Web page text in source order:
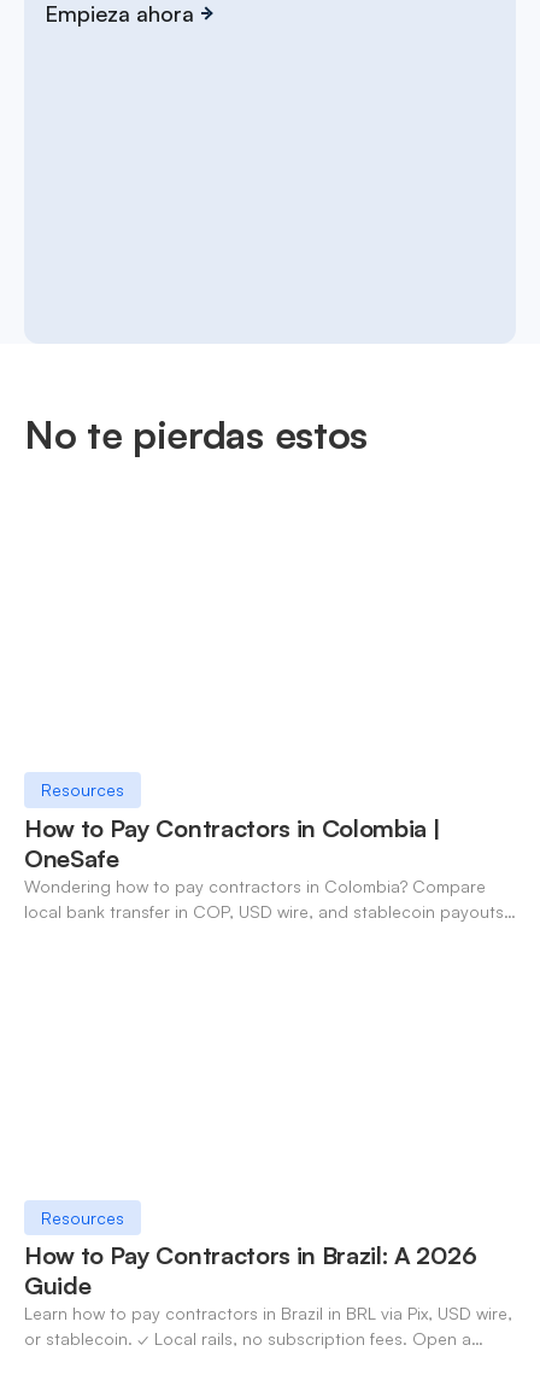
Empieza ahora
No te pierdas estos
Resources
How to Pay Contractors in Colombia |
OneSafe
Wondering how to pay contractors in Colombia? Compare
local bank transfer in COP, USD wire, and stablecoin payouts.
Resources
How to Pay Contractors in Brazil: A 2026
Guide
Learn how to pay contractors in Brazil in BRL via Pix, USD wire,
or stablecoin. ✓ Local rails, no subscription fees. Open a